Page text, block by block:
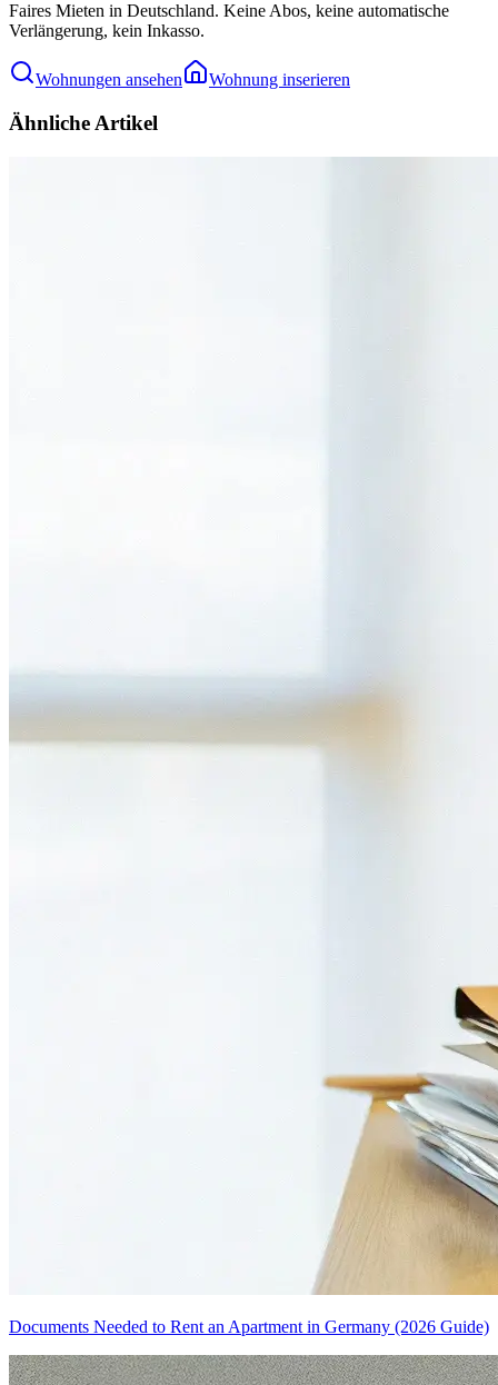
Faires Mieten in Deutschland. Keine Abos, keine automatische
Verlängerung, kein Inkasso.
Wohnungen ansehen Wohnung inserieren
Ähnliche Artikel
Documents Needed to Rent an Apartment in Germany (2026 Guide)